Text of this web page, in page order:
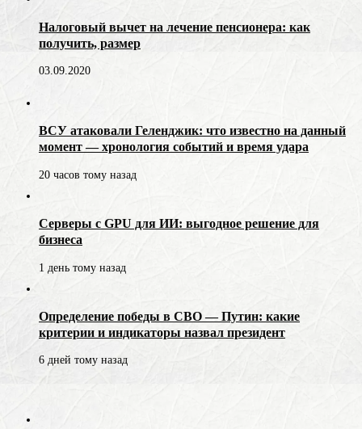
Налоговый вычет на лечение пенсионера: как
получить, размер
03.09.2020
ВСУ атаковали Геленджик: что известно на данный
момент — хронология событий и время удара
20 часов тому назад
Серверы с GPU для ИИ: выгодное решение для
бизнеса
1 день тому назад
Определение победы в СВО — Путин: какие
критерии и индикаторы назвал президент
6 дней тому назад